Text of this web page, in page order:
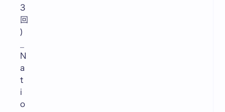
3
回
)
N
a
t
i
o